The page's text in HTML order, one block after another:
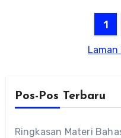
1
Pos-Pos Terbaru
Ringkasan Materi